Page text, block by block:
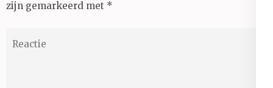
zijn gemarkeerd met *